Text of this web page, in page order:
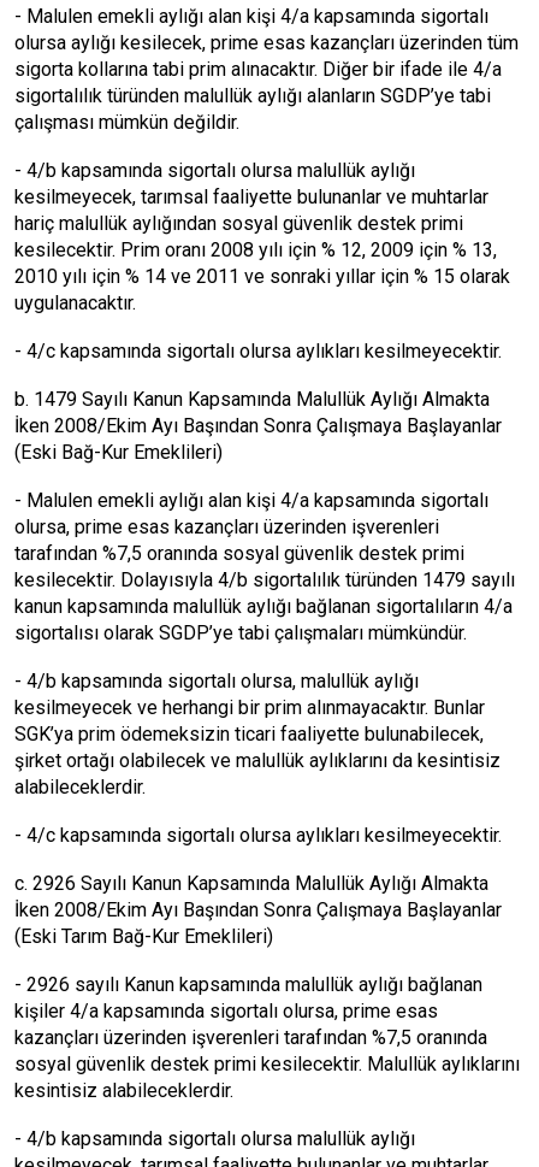
- Malulen emekli aylığı alan kişi 4/a kapsamında sigortalı
olursa aylığı kesilecek, prime esas kazançları üzerinden tüm
sigorta kollarına tabi prim alınacaktır. Diğer bir ifade ile 4/a
sigortalılık türünden malullük aylığı alanların SGDP’ye tabi
çalışması mümkün değildir.
- 4/b kapsamında sigortalı olursa malullük aylığı
kesilmeyecek, tarımsal faaliyette bulunanlar ve muhtarlar
hariç malullük aylığından sosyal güvenlik destek primi
kesilecektir. Prim oranı 2008 yılı için % 12, 2009 için % 13,
2010 yılı için % 14 ve 2011 ve sonraki yıllar için % 15 olarak
uygulanacaktır.
- 4/c kapsamında sigortalı olursa aylıkları kesilmeyecektir.
b. 1479 Sayılı Kanun Kapsamında Malullük Aylığı Almakta
İken 2008/Ekim Ayı Başından Sonra Çalışmaya Başlayanlar
(Eski Bağ-Kur Emeklileri)
- Malulen emekli aylığı alan kişi 4/a kapsamında sigortalı
olursa, prime esas kazançları üzerinden işverenleri
tarafından %7,5 oranında sosyal güvenlik destek primi
kesilecektir. Dolayısıyla 4/b sigortalılık türünden 1479 sayılı
kanun kapsamında malullük aylığı bağlanan sigortalıların 4/a
sigortalısı olarak SGDP’ye tabi çalışmaları mümkündür.
- 4/b kapsamında sigortalı olursa, malullük aylığı
kesilmeyecek ve herhangi bir prim alınmayacaktır. Bunlar
SGK’ya prim ödemeksizin ticari faaliyette bulunabilecek,
şirket ortağı olabilecek ve malullük aylıklarını da kesintisiz
alabileceklerdir.
- 4/c kapsamında sigortalı olursa aylıkları kesilmeyecektir.
c. 2926 Sayılı Kanun Kapsamında Malullük Aylığı Almakta
İken 2008/Ekim Ayı Başından Sonra Çalışmaya Başlayanlar
(Eski Tarım Bağ-Kur Emeklileri)
- 2926 sayılı Kanun kapsamında malullük aylığı bağlanan
kişiler 4/a kapsamında sigortalı olursa, prime esas
kazançları üzerinden işverenleri tarafından %7,5 oranında
sosyal güvenlik destek primi kesilecektir. Malullük aylıklarını
kesintisiz alabileceklerdir.
- 4/b kapsamında sigortalı olursa malullük aylığı